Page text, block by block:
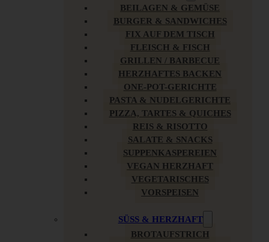
BEILAGEN & GEMÜSE
BURGER & SANDWICHES
FIX AUF DEM TISCH
FLEISCH & FISCH
GRILLEN / BARBECUE
HERZHAFTES BACKEN
ONE-POT-GERICHTE
PASTA & NUDELGERICHTE
PIZZA, TARTES & QUICHES
REIS & RISOTTO
SALATE & SNACKS
SUPPENKASPEREIEN
VEGAN HERZHAFT
VEGETARISCHES
VORSPEISEN
SÜSS & HERZHAFT
BROTAUFSTRICH